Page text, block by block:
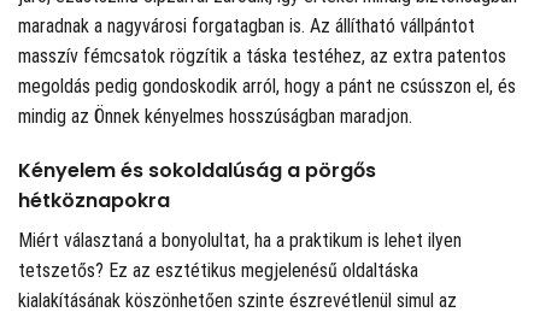
maradnak a nagyvárosi forgatagban is. Az állítható vállpántot
masszív fémcsatok rögzítik a táska testéhez, az extra patentos
megoldás pedig gondoskodik arról, hogy a pánt ne csússzon el, és
mindig az Önnek kényelmes hosszúságban maradjon.
Kényelem és sokoldalúság a pörgős
hétköznapokra
Miért választaná a bonyolultat, ha a praktikum is lehet ilyen
tetszetős? Ez az esztétikus megjelenésű oldaltáska
kialakításának köszönhetően szinte észrevétlenül simul az